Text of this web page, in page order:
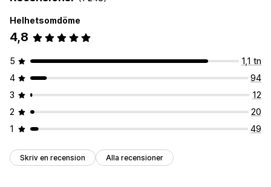
Helhetsomdöme
4,8
5
1,1 tn
4
94
3
12
2
20
1
49
Skriv en recension Alla recensioner